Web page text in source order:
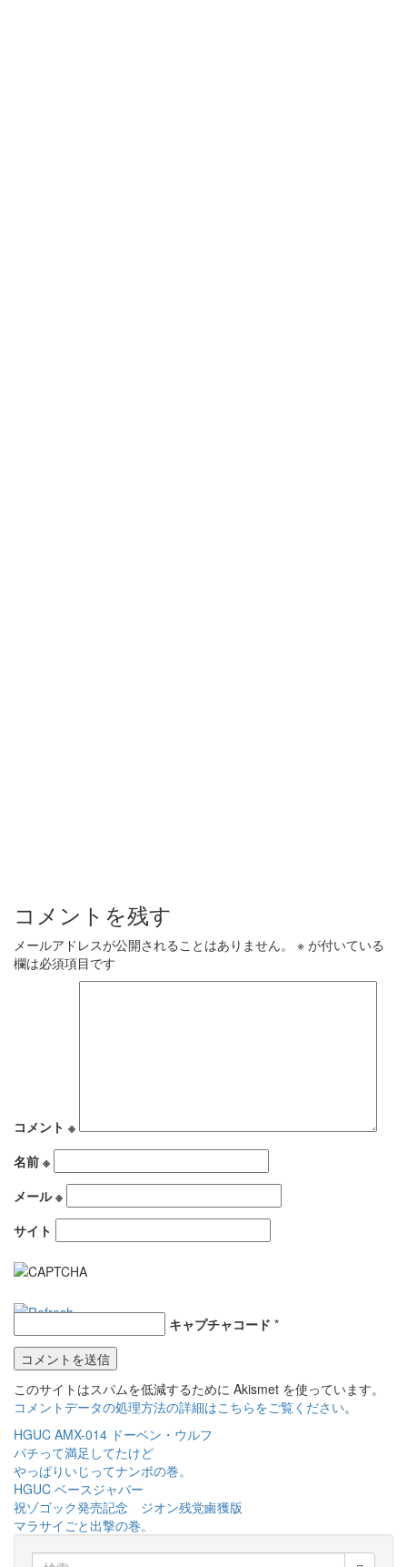
コメントを残す
メールアドレスが公開されることはありません。 ※ が付いている
欄は必須項目です
コメント ※
名前 ※
メール※
サイト
キャプチャコード *
このサイトはスパムを低減するために Akismet を使っています。
コメントデータの処理方法の詳細はこちらをご覧ください。
投
稿
ナ
ビ
HGUC AMX-014 ドーベン・ウルフ
パチって満足してたけど
やっぱりいじってナンボの巻。
HGUC ベースジャバー
祝ゾゴック発売記念 ジオン残党鹵獲版
マラサイごと出撃の巻。